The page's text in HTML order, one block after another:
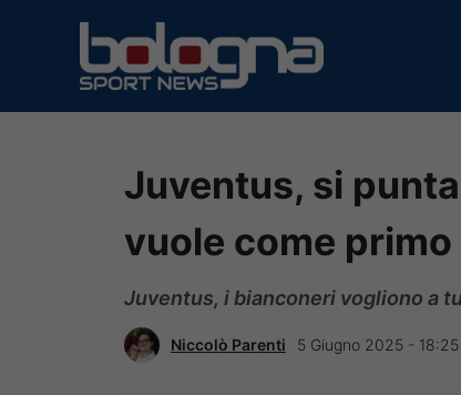
contenuto
Juventus, si
vuole come
Juventus, i bianconeri vogliono a
Niccolò Parenti 5 Giugno 2025 - 18:25